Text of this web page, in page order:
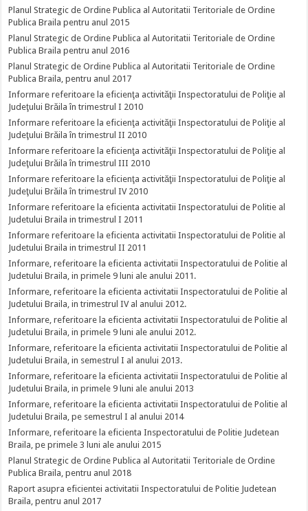
Planul Strategic de Ordine Publica al Autoritatii Teritoriale de Ordine
Publica Braila pentru anul 2015
Planul Strategic de Ordine Publica al Autoritatii Teritoriale de Ordine
Publica Braila pentru anul 2016
Planul Strategic de Ordine Publica al Autoritatii Teritoriale de Ordine
Publica Braila, pentru anul 2017
Informare referitoare la eficienţa activităţii Inspectoratului de Poliţie al
Judeţului Brăila în trimestrul I 2010
Informare referitoare la eficienţa activităţii Inspectoratului de Poliţie al
Judeţului Brăila în trimestrul II 2010
Informare referitoare la eficienţa activităţii Inspectoratului de Poliţie al
Judeţului Brăila în trimestrul III 2010
Informare referitoare la eficienţa activităţii Inspectoratului de Poliţie al
Judeţului Brăila în trimestrul IV 2010
Informare referitoare la eficienta activitatii Inspectoratului de Politie al
Judetului Braila in trimestrul I 2011
Informare referitoare la eficienta activitatii Inspectoratului de Politie al
Judetului Braila in trimestrul II 2011
Informare, referitoare la eficienta activitatii Inspectoratului de Politie al
Judetului Braila, in primele 9 luni ale anului 2011.
Informare, referitoare la eficienta activitatii Inspectoratului de Politie al
Judetului Braila, in trimestrul IV al anului 2012.
Informare, referitoare la eficienta activitatii Inspectoratului de Politie al
Judetului Braila, in primele 9 luni ale anului 2012.
Informare, referitoare la eficienta activitatii Inspectoratului de Politie al
Judetului Braila, in semestrul I al anului 2013.
Informare, referitoare la eficienta activitatii Inspectoratului de Politie al
Judetului Braila, in primele 9 luni ale anului 2013
Informare, referitoare la eficienta activitatii Inspectoratului de Politie al
Judetului Braila, pe semestrul I al anului 2014
Informare, referitoare la eficienta Inspectoratului de Politie Judetean
Braila, pe primele 3 luni ale anului 2015
Planul Strategic de Ordine Publica al Autoritatii Teritoriale de Ordine
Publica Braila, pentru anul 2018
Raport asupra eficientei activitatii Inspectoratului de Politie Judetean
Braila, pentru anul 2017